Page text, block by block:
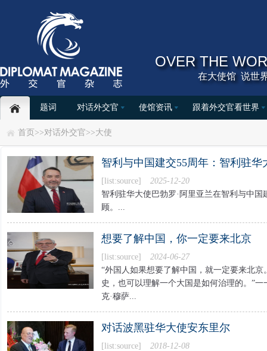
OVER THE
在大使馆 说世界
题词 对话外交官 使馆资讯 跟着外交官看世界
首页 >>对话外交官>>大使
智利与中国建交55周年：智利驻华
[list:source]
2025-12-20
智利驻华大使巴勃罗·阿里亚兰在智利与中
顾。...
想要了解中国，你一定要来北京
[list:source]
2024-06-27
“外国人如果想要了解中国，就一定要来北
史，也可以理解一个大国是如何治理的。”
克·穆萨...
对话波黑驻华大使安东里尔
[list:source]
2018-12-08